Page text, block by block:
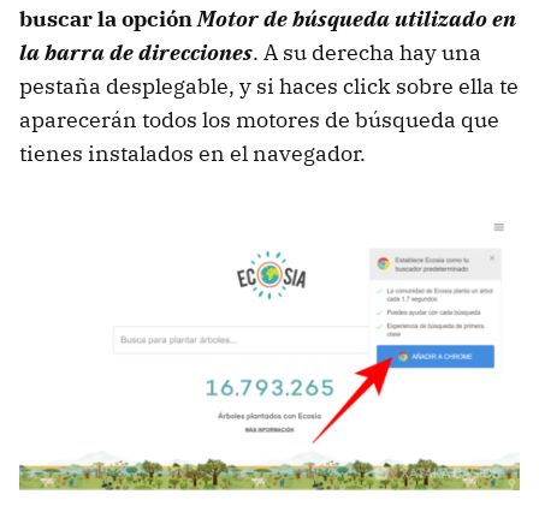
buscar la opciónMotor de búsqueda utilizado en
la barra de direcciones. A su derecha hay una
pestaña desplegable, y si haces click sobre ella te
aparecerán todos los motores de búsqueda que
tienes instalados en el navegador.